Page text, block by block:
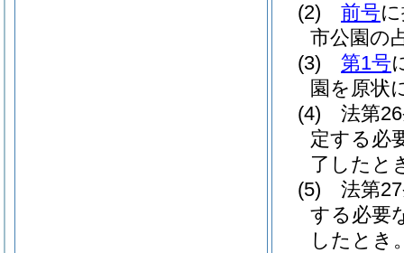
(2)
前号
市公園の
(3)
第1号
園を原状
(4)
法第
定する必
了したと
(5)
法第
する必要
したとき